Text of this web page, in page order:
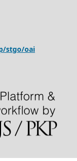
stgo/oai